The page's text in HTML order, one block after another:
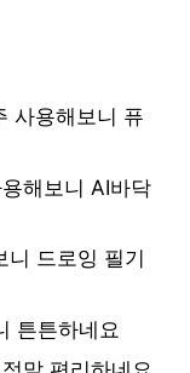
사용해보니 퓨
해보니 AI바닥
니 드로잉 필기
튼튼하네요